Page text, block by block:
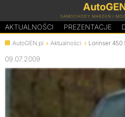
SAMOCHODY MARZEŃ I
AKTUALNOŚCI PREZENTACJE
AutoGEN.pl Aktualności Lorinser 450
09.07.2009